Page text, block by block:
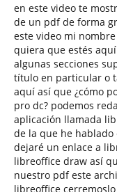
en este video te
de un pdf de forma
este video mi
quiera que estés
algunas secciones
título en particular o
aquí así que ¿cómo
pro dc? podemos
aplicación llamada
de la que he hablado
dejaré un enlace a
libreoffice draw así
nuestro pdf este
libreoffice